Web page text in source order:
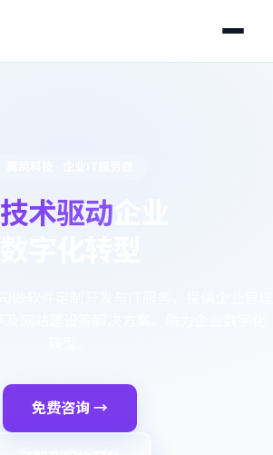
技术驱动企业
免费咨询 →